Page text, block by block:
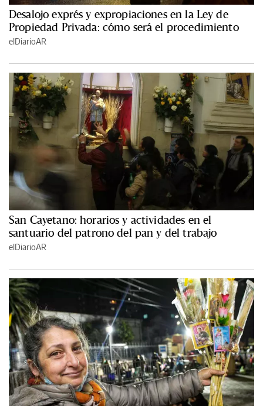
Desalojo exprés y expropiaciones en la Ley de
Propiedad Privada: cómo será el procedimiento
elDiarioAR
San Cayetano: horarios y actividades en el
santuario del patrono del pan y del trabajo
elDiarioAR